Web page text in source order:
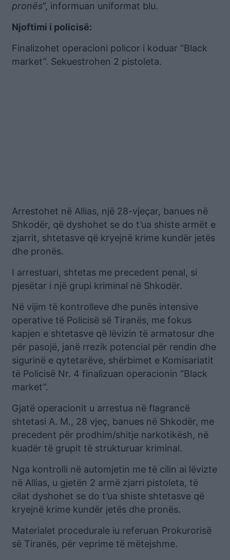
pronës”, informuan uniformat blu.
Njoftimi i policisë:
Finalizohet operacioni policor i koduar “Black
market”. Sekuestrohen 2 pistoleta.
Arrestohet në Allias, një 28-vjeçar, banues në
Shkodër, që dyshohet se do t’ua shiste armët e
zjarrit, shtetasve që kryejnë krime kundër jetës
dhe pronës.
I arrestuari, shtetas me precedent penal, si
pjesëtar i një grupi kriminal në Shkodër.
Në vijim të kontrolleve dhe punës intensive
operative të Policisë së Tiranës, me fokus
kapjen e shtetasve që lëvizin të armatosur dhe
për pasojë, janë rrezik potencial për rendin dhe
sigurinë e qytetarëve, shërbimet e Komisariatit
të Policisë Nr. 4 finalizuan operacionin “Black
market”.
Gjatë operacionit u arrestua në flagrancë
shtetasi A. M., 28 vjeç, banues në Shkodër, me
precedent për prodhim/shitje narkotikësh, në
kuadër të grupit të strukturuar kriminal.
Nga kontrolli në automjetin me të cilin ai lëvizte
në Allias, u gjetën 2 armë zjarri pistoleta, të
cilat dyshohet se do t’ua shiste shtetasve që
kryejnë krime kundër jetës dhe pronës.
Materialet procedurale iu referuan Prokurorisë
së Tiranës, për veprime të mëtejshme.